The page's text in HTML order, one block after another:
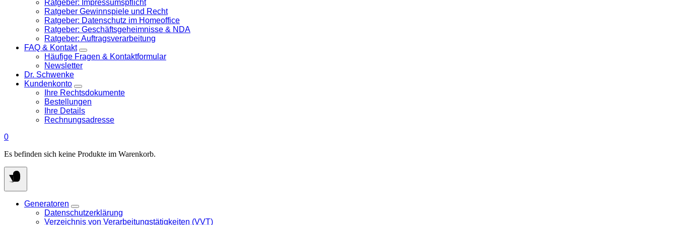
Ratgeber: Impressumspflicht
Ratgeber Gewinnspiele und Recht
Ratgeber: Datenschutz im Homeoffice
Ratgeber: Geschäftsgeheimnisse & NDA
Ratgeber: Auftragsverarbeitung
FAQ & Kontakt
Häufige Fragen & Kontaktformular
Newsletter
Dr. Schwenke
Kundenkonto
Ihre Rechtsdokumente
Bestellungen
Ihre Details
Rechnungsadresse
0
Es befinden sich keine Produkte im Warenkorb.
Generatoren
Datenschutzerklärung
Verzeichnis von Verarbeitungstätigkeiten (VVT)